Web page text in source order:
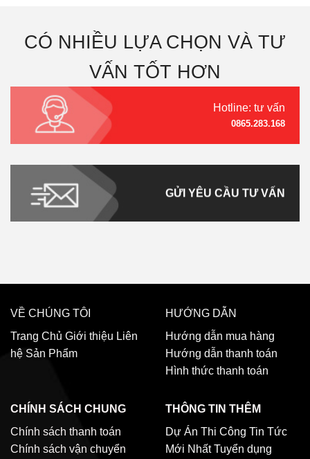
CÓ NHIỀU LỰA CHỌN VÀ TƯ
VẤN TỐT HƠN
Hotline: tư vấn
0865.283.168
GỬI YÊU CẦU TƯ VẤN
VỀ CHÚNG TÔI
Trang Chủ Giới thiệu Liên
hệ Sản Phẩm
HƯỚNG DẪN
Hướng dẫn mua hàng
Hướng dẫn thanh toán
Hình thức thanh toán
CHÍNH SÁCH CHUNG
Chính sách thanh toán
Chính sách vận chuyển
THÔNG TIN THÊM
Dự Án Thi Công Tin Tức
Mới Nhất Tuyển dụng